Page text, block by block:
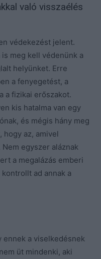
való visszaélés
védekezést jelent.
meg kell védenünk a
helyünket. Erre
a fenyegetést, a
a fizikai erőszakot.
kis hatalma van egy
és mégis hány meg
hogy az, amivel
egyszer aláznak
a megalázás emberi
ad annak a
ennek a viselkedésnek
üt mindenki, aki